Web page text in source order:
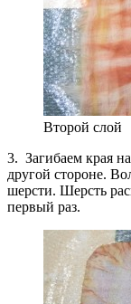
Второй слой
3. Загибаем края
другой стороне.
шерсти. Шерсть
первый раз.